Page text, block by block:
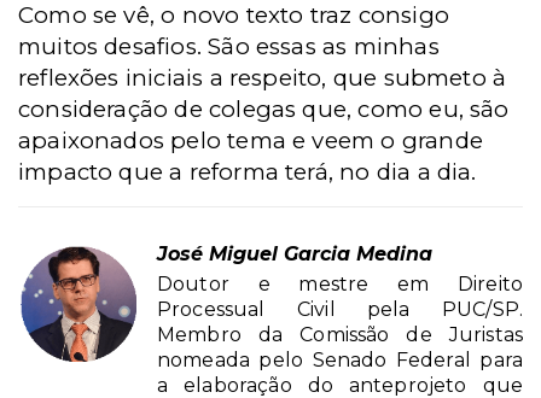
Como se vê, o novo texto traz consigo
muitos desafios. São essas as minhas
reflexões iniciais a respeito, que submeto à
consideração de colegas que, como eu, são
apaixonados pelo tema e veem o grande
impacto que a reforma terá, no dia a dia.
José Miguel Garcia Medina
Doutor e mestre em Direito
Processual Civil pela PUC/SP.
Membro da Comissão de Juristas
nomeada pelo Senado Federal para
a elaboração do anteprojeto que